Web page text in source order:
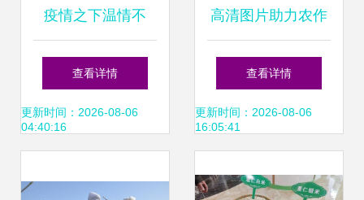
疫情之下温情不
减，土肥所云端庆
祝妇女节
查看详情
更新时间：2026-08-06
04:40:16
高清图片助力农作
物种子种苗识别与
管理
查看详情
更新时间：2026-08-06
16:05:41